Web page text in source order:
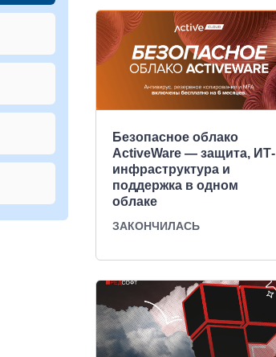
Безопасное облако
ActiveWare — защита, ИТ-
инфраструктура и
поддержка в одном
облаке
ЗАКОНЧИЛАСЬ